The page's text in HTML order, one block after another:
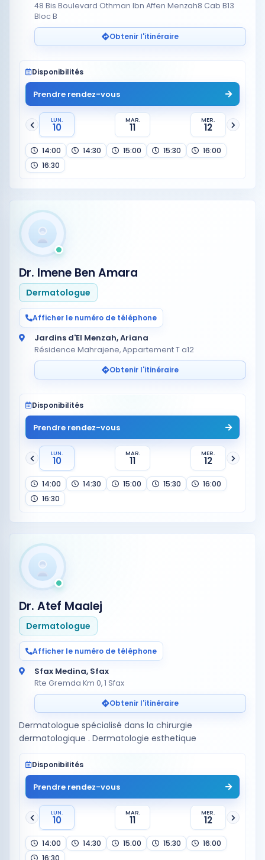
48 Bis Boulevard Othman Ibn Affen Menzah8 Cab B13
Bloc B
Obtenir l'itinéraire
Disponibilités
Prendre rendez-vous
LUN.
10
MAR.
11
MER.
12
14:00 14:30 15:00 15:30
16:00
16:30
Dr. Imene Ben Amara
Dermatologue
Afficher le numéro de téléphone
Jardins d'El Menzah, Ariana
Résidence Mahrajene, Appartement T a12
Obtenir l'itinéraire
Disponibilités
Prendre rendez-vous
LUN.
10
MAR.
11
MER.
12
14:00 14:30 15:00 15:30
16:00
16:30
Dr. Atef Maalej
Dermatologue
Afficher le numéro de téléphone
Sfax Medina, Sfax
Rte Gremda Km 0, 1 Sfax
Obtenir l'itinéraire
Dermatologue spécialisé dans la chirurgie
Disponibilités
Prendre rendez-vous
LUN.
10
MAR.
11
MER.
12
14:00 14:30 15:00 15:30
16:00
16:30